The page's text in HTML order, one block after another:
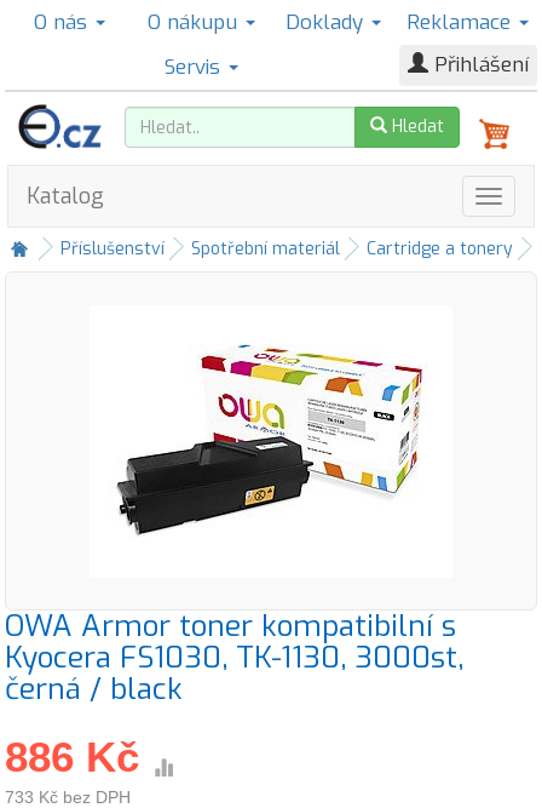
O nás O nákupu Doklady
Reklamace
Servis
Přihlášení
Hledat
Katalog
Příslušenství Spotřební materiál Cartridge a tonery
OWA Armor toner kompatibilní s
Kyocera FS1030, TK-1130, 3000st,
černá / black
886 Kč
733 Kč bez DPH